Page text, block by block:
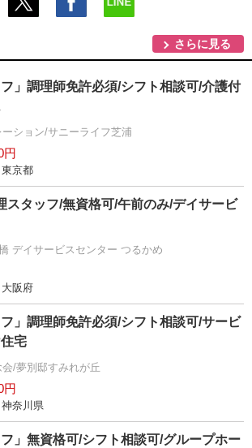
さらに見る
フ」調理師免許必須/シフト相談可/介護付
ション/サニーライフ芝浦
円
京都
スタッフ/無資格可/午前のみ/デイサービ
デイサービスセンター つるかめ
阪府
フ」調理師免許必須/シフト相談可/サービ
宅
/夢別邸すみれが丘
円
奈川県
フ」無資格可/シフト相談可/グループホー